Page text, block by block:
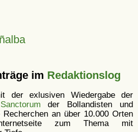
im Redaktionslog
der exlusiven Wiedergabe der
der Bollandisten und
an über 10.000 Orten
zum Thema mit